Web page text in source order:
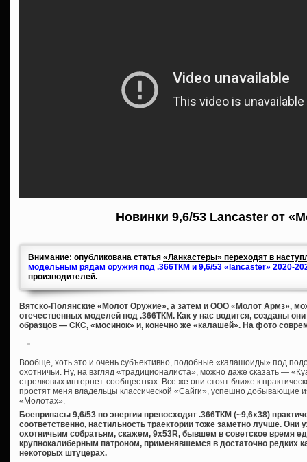
Новинки 9,6/53 Lancaster от
Внимание: опубликована статья «Ланкастеры» переходят в
модельным рядам оружия под .366ТКМ и 9,6/53 «lancaster» 2020-
производителей.
Вятско-Полянские «Молот Оружие», а затем и ООО «Молот Армз»,
отечественных моделей под .366ТКМ. Как у нас водится, созданы
образцов — СКС, «мосинок» и, конечно же «калашей». На фото
Вообще, хоть это и очень субъективно, подобные «калашоиды» под
охотничьи. Ну, на взгляд «традиционалиста», можно даже сказать —
стрелковых интернет-сообществах. Все же они стоят ближе к
простят меня владельцы классической «Сайги», успешно добывающие
«Молотах».
Боеприпасы 9,6/53 по энергии превосходят .366ТКМ (~9,6х38)
соответственно, настильность траектории тоже заметно лучше. Они
охотничьим собратьям, скажем, 9х53R, бывшем в советское время
крупнокалиберным патроном, применявшемся в достаточно редких
некоторых штуцерах.